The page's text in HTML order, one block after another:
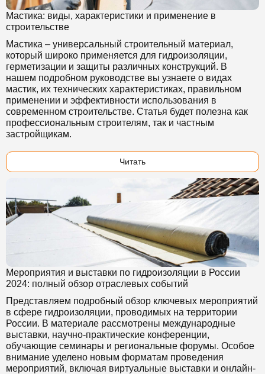
Мастика: виды, характеристики и применение в
строительстве
Мастика – универсальный строительный материал,
который широко применяется для гидроизоляции,
герметизации и защиты различных конструкций. В
нашем подробном руководстве вы узнаете о видах
мастик, их технических характеристиках, правильном
применении и эффективности использования в
современном строительстве. Статья будет полезна как
профессиональным строителям, так и частным
застройщикам.
Читать
Мероприятия и выставки по гидроизоляции в России
2024: полный обзор отраслевых событий
Представляем подробный обзор ключевых мероприятий
в сфере гидроизоляции, проводимых на территории
России. В материале рассмотрены международные
выставки, научно-практические конференции,
обучающие семинары и региональные форумы. Особое
внимание уделено новым форматам проведения
мероприятий, включая виртуальные выставки и онлайн-